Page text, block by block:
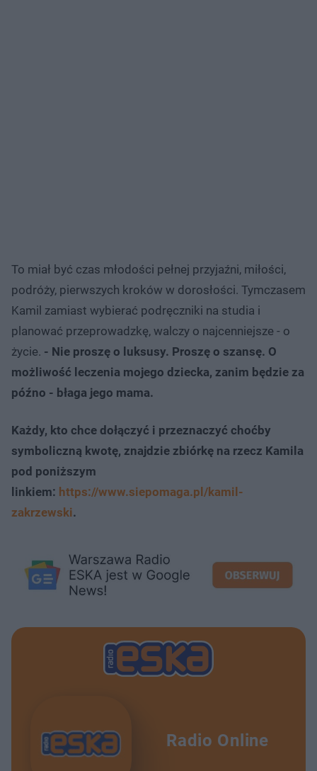
To miał być czas młodości pełnej przyjaźni, miłości,
podróży, pierwszych kroków w dorosłości. Tymczasem
Kamil zamiast wybierać podręczniki na studia i
planować przeprowadzkę, walczy o najcenniejsze - o
życie. - Nie proszę o luksusy. Proszę o szansę. O
możliwość leczenia mojego dziecka, zanim będzie za
późno - błaga jego mama.
Każdy, kto chce dołączyć i przeznaczyć choćby
symboliczną kwotę, znajdzie zbiórkę na rzecz Kamila
pod poniższym
linkiem: https://www.siepomaga.pl/kamil-
zakrzewski.
Radio Online